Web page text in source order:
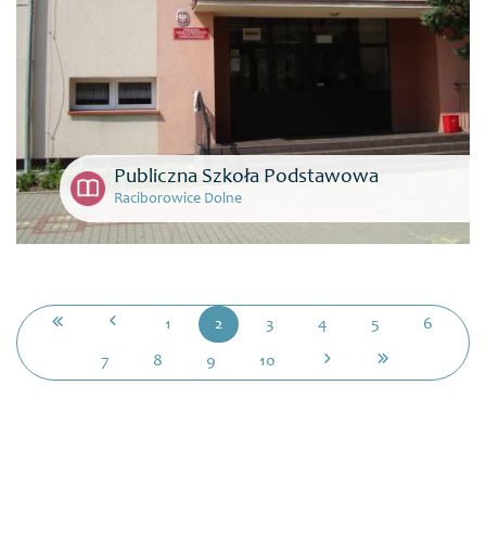
Publiczna Szkoła Podstawowa
Raciborowice Dolne
1 2 3 4 5 6
7 8 9 10